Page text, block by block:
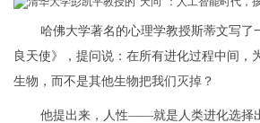
哈佛大学著名的心理学教授斯蒂文写了
良天使》，提问说：在所有进化过程中间，
生物，而不是其他生物把我们灭掉？
他提出来，人性——就是人类进化选择